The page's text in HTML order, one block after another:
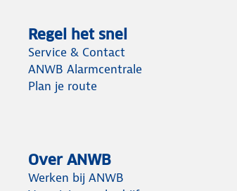
Regel het snel
Service & Contact
ANWB Alarmcentrale
Plan je route
Over ANWB
Werken bij ANWB